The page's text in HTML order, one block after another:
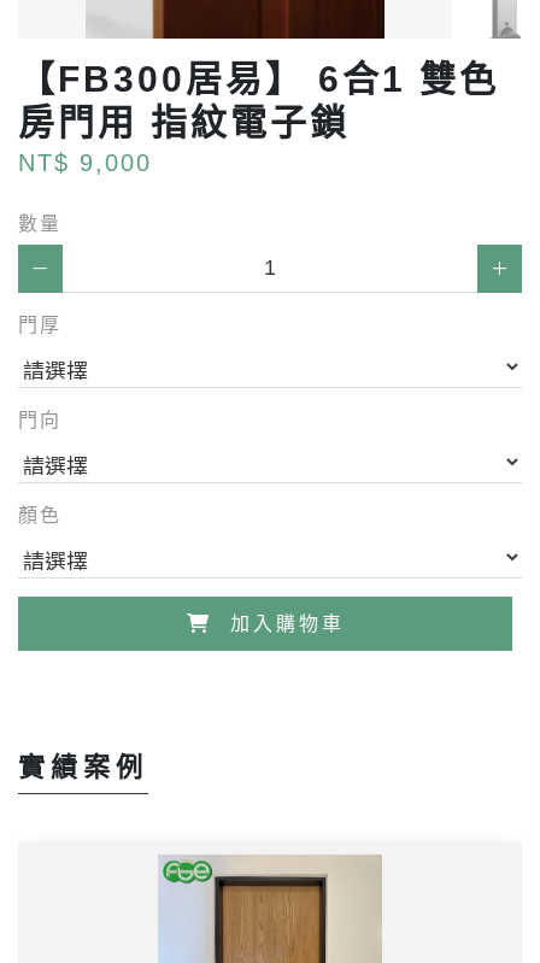
【FB300居易】 6合1 雙色
房門用 指紋電子鎖
NT$ 9,000
數量
門厚
門向
顏色
加入購物車
實績案例